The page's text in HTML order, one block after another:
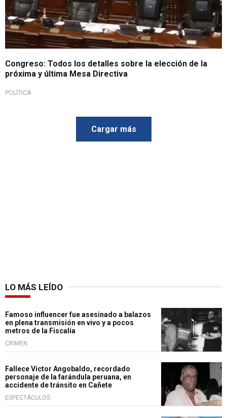
Congreso: Todos los detalles sobre la elección de la
próxima y última Mesa Directiva
POLÍTICA
Cargar más
LO MÁS LEÍDO
Famoso influencer fue asesinado a balazos
en plena transmisión en vivo y a pocos
metros de la Fiscalía
CRIMEN
Fallece Víctor Angobaldo, recordado
personaje de la farándula peruana, en
accidente de tránsito en Cañete
ESPECTÁCULOS